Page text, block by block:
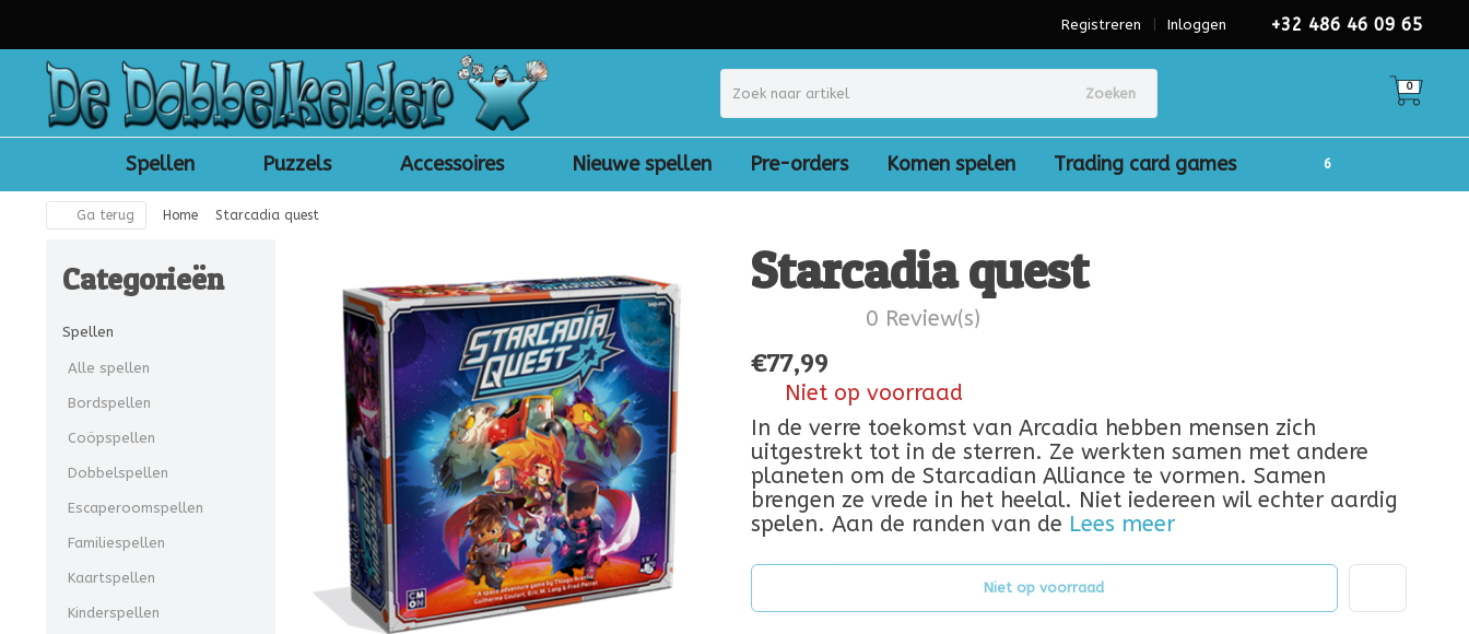
+32 486 46 09 65
Inloggen
Registreren
Zoeken 0
Spellen Puzzels Accessoires Nieuwe spellen Pre-orders Komen spelen Trading card games
Ga terug Home Starcadia quest
Categorieën
Spellen
Alle spellen
Bordspellen
Coöpspellen
Dobbelspellen
Escaperoomspellen
Familiespellen
Kaartspellen
Kinderspellen
Starcadia quest
0 Review(s)
€77,99
Niet op voorraad
In de verre toekomst van Arcadia hebben mensen zich
uitgestrekt tot in de sterren. Ze werkten samen met andere
planeten om de Starcadian Alliance te vormen. Samen
brengen ze vrede in het heelal. Niet iedereen wil echter aardig
spelen. Aan de randen van de Lees meer
Niet op voorraad